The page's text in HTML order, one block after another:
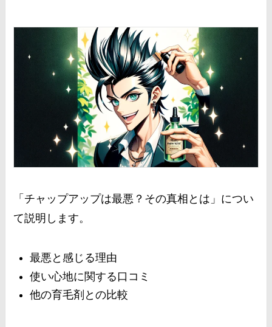
「チャップアップは最悪？その真相とは」につい
て説明します。
最悪と感じる理由
使い心地に関する口コミ
他の育毛剤との比較